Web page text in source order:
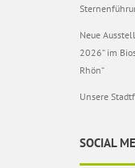
Neue
2026“ im
Rhön“
Unsere
SOCIAL